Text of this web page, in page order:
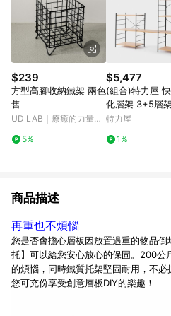
$239
方型高腳收納鐵架 兩色
售
UD LAB｜療癒的力量，
5%
$5,477
(組合)特力屋
化層架 3+5層
含延伸層板1片
架 置物架
特力屋
1%
商品描述
再重也不煩惱
您是否會擔心層板因放置過重的物品
托】可以給您安心放心的保固。200公
的煩惱，同時鐵質托架堅固耐用，不
您可充份享受創意層板DIY的樂趣！